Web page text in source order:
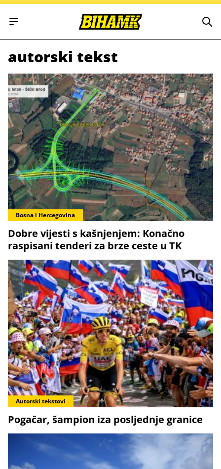
Open main menu
autorski tekst
Bosna i Hercegovina
Dobre vijesti s kašnjenjem: Konačno
raspisani tenderi za brze ceste u TK
Autorski tekstovi
Pogačar, šampion iza posljednje granice